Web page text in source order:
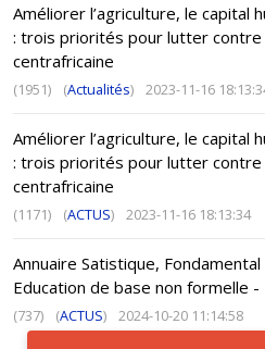
Améliorer l’agriculture, le capital
: trois priorités pour lutter contre
centrafricaine
(1951) (Actualités) 2023-11-16
Améliorer l’agriculture, le capital
: trois priorités pour lutter contre
centrafricaine
(1171) (ACTUS) 2023-11-16 18:13:34
Annuaire Satistique,
Education de base non formelle
(737) (ACTUS) 2024-10-20 11:14:58